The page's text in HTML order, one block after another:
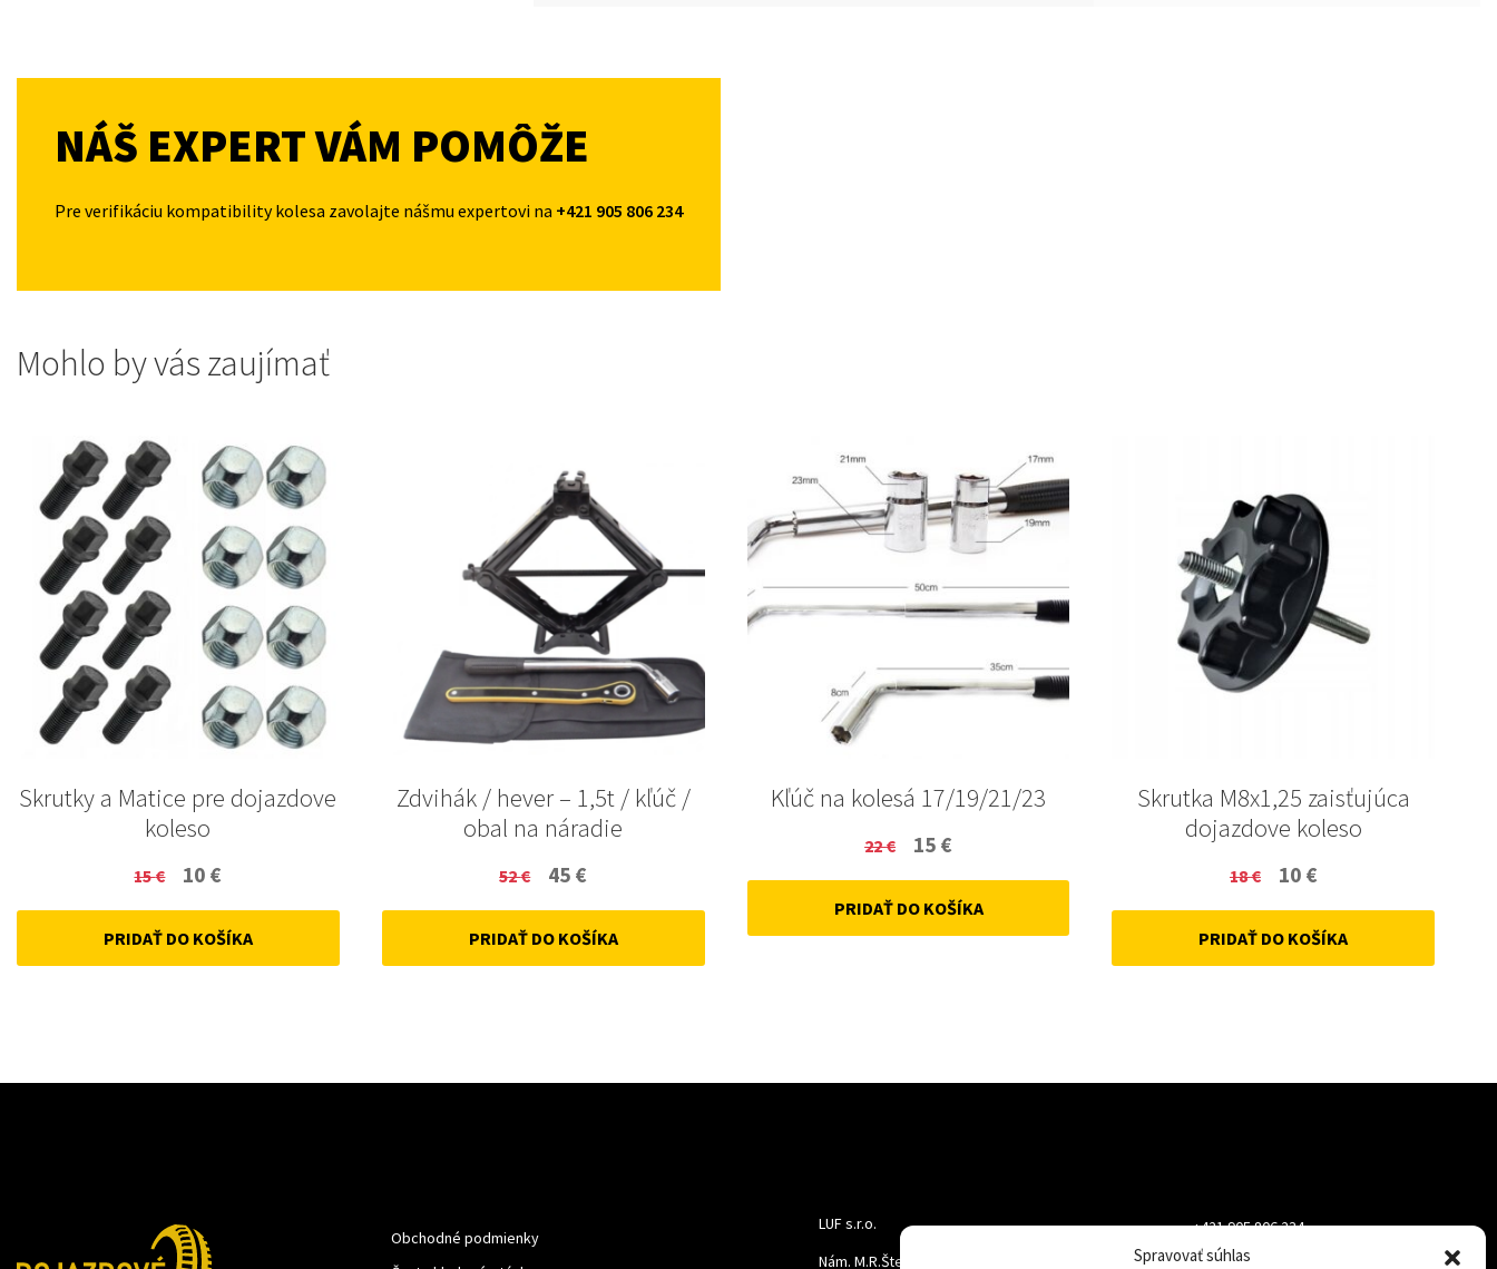
Spravovať súhlas
NÁŠ EXPERT VÁM POMÔŽE
Pre verifikáciu kompatibility kolesa zavolajte nášmu expertovi na +421 905 806 234
Mohlo by vás zaujímať
Skrutky a Matice pre dojazdove
koleso
15€
Original
price
was:
10 €
price
is:
PRIDAŤ DO KOŠÍKA
Zdvihák / hever – 1,5t / kľúč /
obal na náradie
52€
Original
price
was:
45 €
price
is:
PRIDAŤ DO KOŠÍKA
Kľúč na kolesá 17/19/21/23
22€
Original
price
was:
15 €Current
price
is:
PRIDAŤ DO KOŠÍKA
Skrutka M8x1,25 zaisťujúca
dojazdove koleso
18€
Original
price
was:
10 €Current
price
is:
PRIDAŤ DO KOŠÍKA
Obchodné podmienky
LUF s.r.o.
Nám. M.R.Štefanika 518,
+421 905 806 234
info@dojazdovekolesa.com